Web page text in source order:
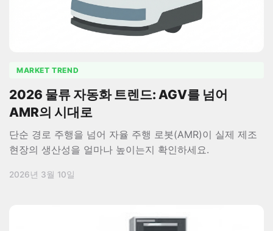
MARKET TREND
2026 물류 자동화 트렌드: AGV를 넘어
AMR의 시대로
단순 경로 주행을 넘어 자율 주행 로봇(AMR)이 실제 제조
현장의 생산성을 얼마나 높이는지 확인하세요.
2026년 3월 10일